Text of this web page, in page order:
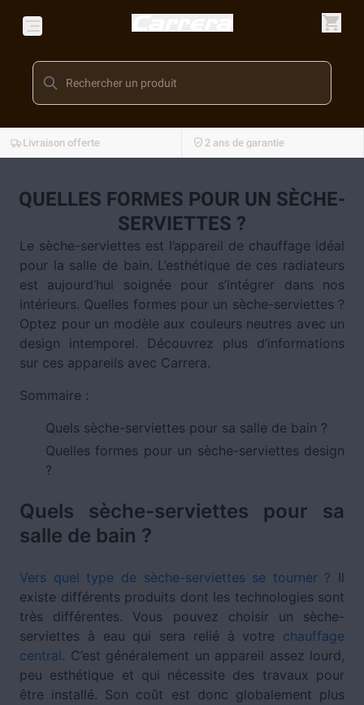
Livraison offerte 2 ans de garantie
QUELLES FORMES POUR UN SÈCHE-
SERVIETTES ?
Le sèche-serviettes est l’appareil de chauffage idéal
pour la salle de bain. L’esthétique de ces radiateurs
est aujourd’hui soignée pour s’intégrer dans nos
intérieurs. Quelles formes pour un sèche-serviettes ?
Optez pour un modèle aux couleurs neutres avec un
design intemporel. Découvrez plus d’informations
sur ces appareils avec Carrera.
Sommaire :
Quels sèche-serviettes pour sa salle de bain ?
Quelles formes pour un sèche-serviettes design
?
Quels sèche-serviettes pour sa
salle de bain ?
Vers quel type de sèche-serviettes se tourner ? Il
existe différents produits dont les technologies sont
très différentes. Vous pouvez choisir un sèche-
serviettes à eau qui sera relié à votre chauffage
central. C’est généralement un appareil assez lourd,
peu esthétique et qui nécessite des travaux pour
être installé. Son coût est donc globalement plus